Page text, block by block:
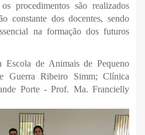
procedimentos são realizados
constante dos docentes, sendo
na formação dos futuros
Escola de Animais de Pequeno
Guerra Ribeiro Simm; Clínica
Porte - Prof. Ma. Francielly